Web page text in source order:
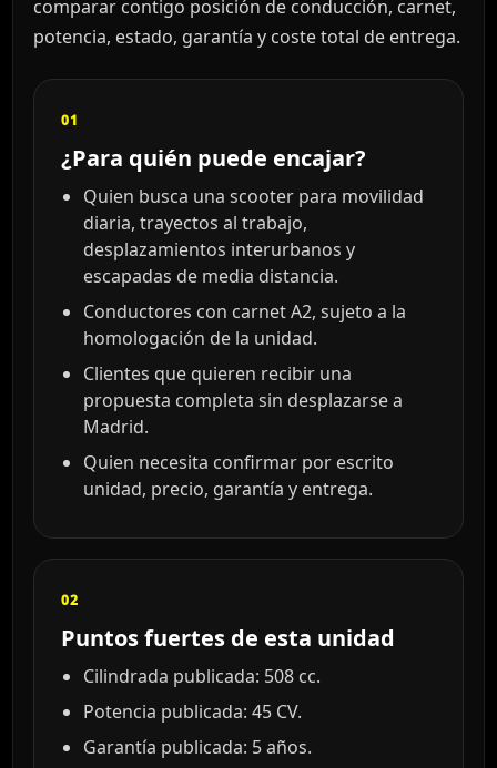
comparar contigo posición de conducción, carnet,
potencia, estado, garantía y coste total de entrega.
01
¿Para quién puede encajar?
Quien busca una scooter para movilidad
diaria, trayectos al trabajo,
desplazamientos interurbanos y
escapadas de media distancia.
Conductores con carnet A2, sujeto a la
homologación de la unidad.
Clientes que quieren recibir una
propuesta completa sin desplazarse a
Madrid.
Quien necesita confirmar por escrito
unidad, precio, garantía y entrega.
02
Puntos fuertes de esta unidad
Cilindrada publicada: 508 cc.
Potencia publicada: 45 CV.
Garantía publicada: 5 años.